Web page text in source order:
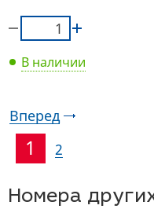
В наличии
Вперед
1 2
Номера